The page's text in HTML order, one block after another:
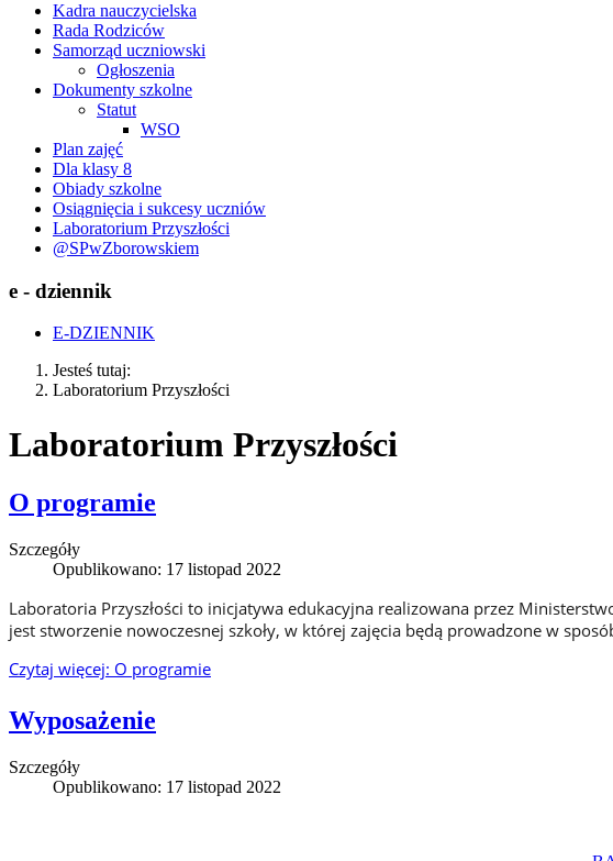
Kadra nauczycielska
Rada Rodziców
Samorząd uczniowski
Ogłoszenia
Dokumenty szkolne
Statut
WSO
Plan zajęć
Dla klasy 8
Obiady szkolne
Osiągnięcia i sukcesy uczniów
Laboratorium Przyszłości
@SPwZborowskiem
e - dziennik
E-DZIENNIK
Jesteś tutaj:
Laboratorium Przyszłości
Laboratorium Przyszłości
O programie
Szczegóły
Opublikowano: 17 listopad 2022
Laboratoria Przyszłości to inicjatywa edukacyjna realizowana przez
jest stworzenie nowoczesnej szkoły, w której zajęcia będą prowadzone w
Czytaj więcej: O programie
Wyposażenie
Szczegóły
Opublikowano: 17 listopad 2022